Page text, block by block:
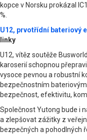
kopce v Norsku prokázal
%.
U12, prvotřídní bateriový
linky
U12, vítěz soutěže
karoserií schopnou
vysoce pevnou a robustní
bezpečnostním
bezpečnost, efektivitu,
Společnost Yutong bude i
a zlepšovat zážitky z
bezpečných a pohodlných